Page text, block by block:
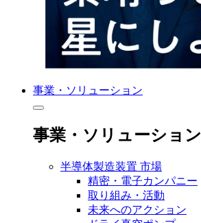
事業・ソリューション
事業・ソリューション
半導体製造装置 市場
精密・電子カンパニー
取り組み・活動
未来へのアクション